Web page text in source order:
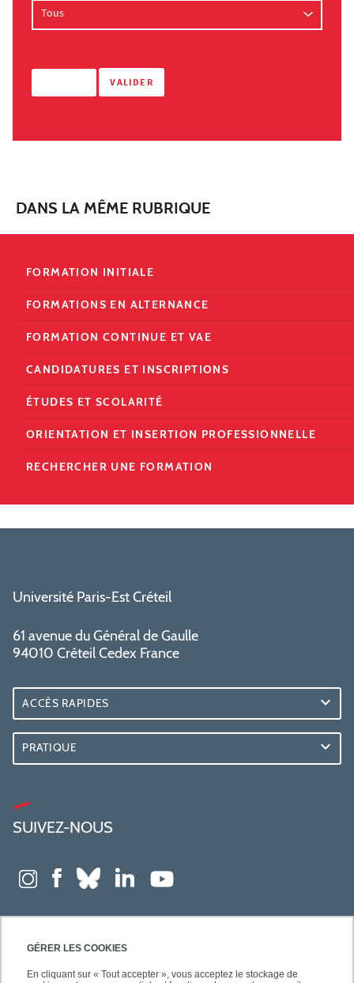
GÉRER LES COOKIES
En cliquant sur « Tout accepter », vous acceptez le stockage de
DANS LA MÊME RUBRIQUE
FORMATION INITIALE
FORMATIONS EN ALTERNANCE
FORMATION CONTINUE ET VAE
CANDIDATURES ET INSCRIPTIONS
ÉTUDES ET SCOLARITÉ
ORIENTATION ET INSERTION PROFESSIONNELLE
RECHERCHER UNE FORMATION
Université Paris-Est Créteil
61 avenue du Général de Gaulle
94010 Créteil Cedex France
ACCÈS RAPIDES
PRATIQUE
SUIVEZ-NOUS